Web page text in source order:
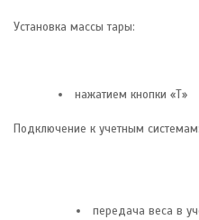
Установка массы тары:
нажатием кнопки «T»
Подключение к учетным системам:
передача веса в